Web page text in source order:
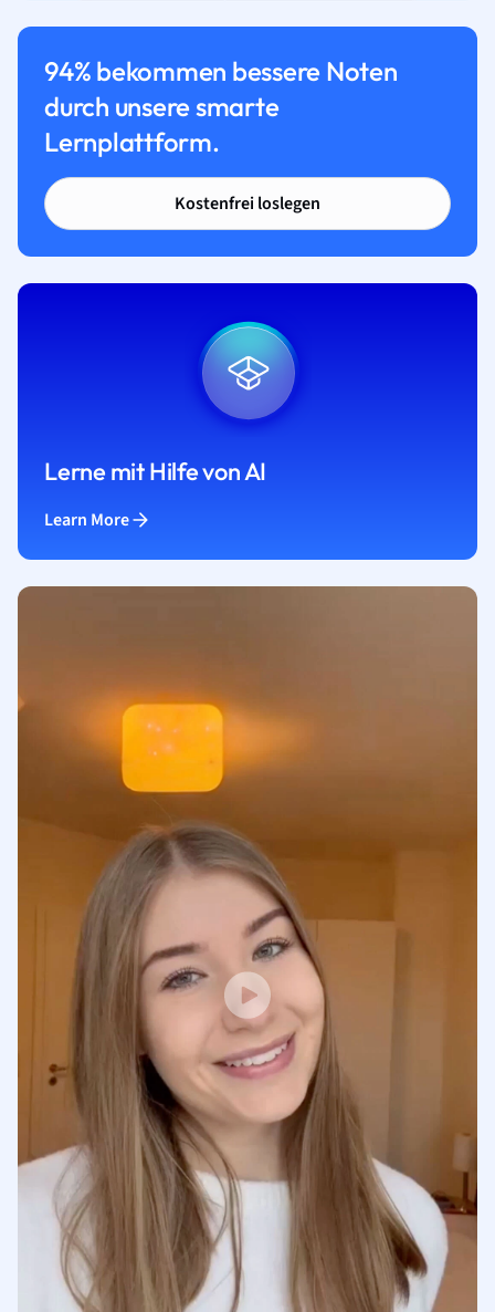
94% bekommen bessere Noten
durch unsere smarte
Lernplattform.
Kostenfrei loslegen
Lerne mit Hilfe von AI
Learn More